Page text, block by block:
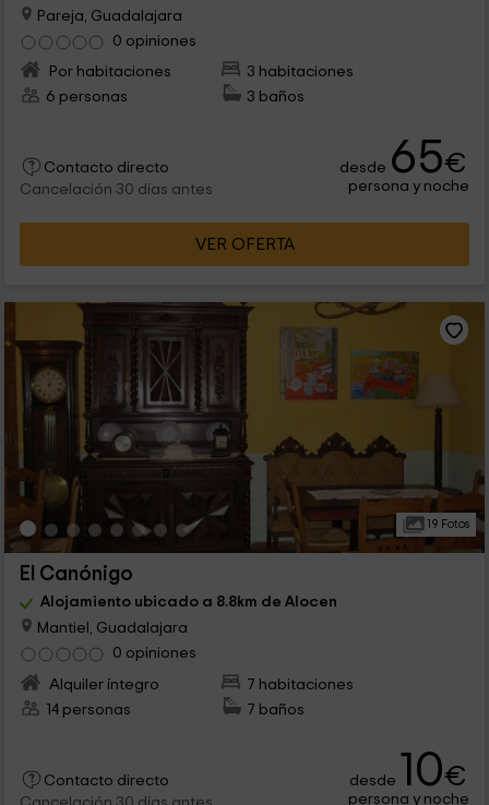
Pareja, Guadalajara
0 opiniones
Por habitaciones
3 habitaciones
6 personas
3 baños
Contacto directo
Cancelación 30 días antes
desde 65€
persona y noche
VER OFERTA
19 Fotos
El Canónigo
Alojamiento ubicado a 8.8km de Alocen
Mantiel, Guadalajara
0 opiniones
Alquiler íntegro
7 habitaciones
14 personas
7 baños
Contacto directo
desde 10€
persona y noche